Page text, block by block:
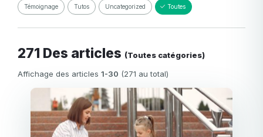
Témoignage Tutos Uncategorized Toutes
271 Des articles (Toutes catégories)
Affichage des articles 1-30 (271 au total)